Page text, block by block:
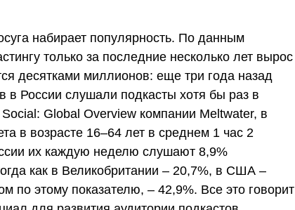
набирает популярность. По данным
только за последние несколько лет вырос
десятками миллионов: еще три года назад
России слушали подкасты хотя бы раз в
Global Overview компании Meltwater, в
в возрасте 16–64 лет в среднем 1 час 2
их каждую неделю слушают 8,9%
как в Великобритании – 20,7%, в США –
по этому показателю, – 42,9%. Все это говорит